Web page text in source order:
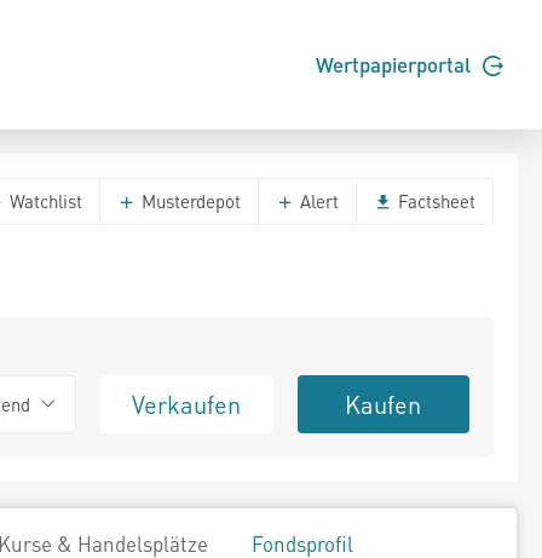
Wertpapierportal
Watchlist Musterdepot Alert Factsheet
Verkaufen Kaufen
& Handelsplätze Fondsprofil